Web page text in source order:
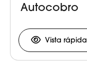
Autocobro
Vista rápida